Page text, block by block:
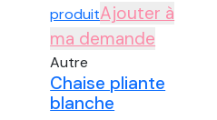
produitAjouter à
ma demande
Autre
Chaise pliante
blanche